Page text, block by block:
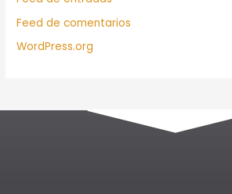
Feed de comentarios
WordPress.org